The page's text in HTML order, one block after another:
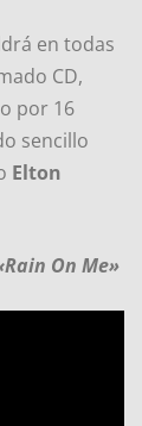
en todas
CD,
por 16
sencillo
Elton
On Me»